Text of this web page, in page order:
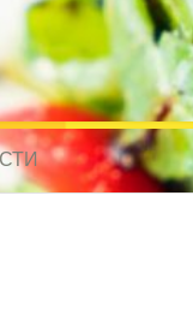
РЕЦЕПТЫ ДЛЯ